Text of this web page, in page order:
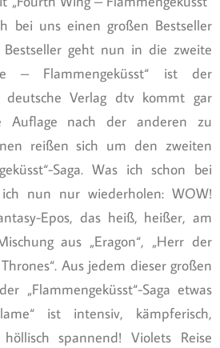
bei uns einen großen Bestseller
geht nun in die zweite
– Flammengeküsst“ ist der
Verlag dtv kommt gar
Auflage nach der anderen zu
reißen sich um den zweiten
Saga. Was ich schon bei
nun nur wiederholen: WOW!
Epos, das heiß, heißer, am
aus „Eragon“, „Herr der
Aus jedem dieser großen
„Flammengeküsst“-Saga etwas
ist intensiv, kämpferisch,
spannend! Violets Reise